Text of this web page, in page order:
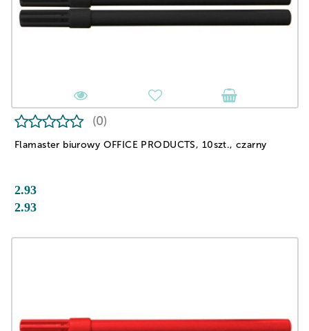
Flamaster biurowy OFFICE PRODUCTS, 10szt., czarny
(0)
2.93
2.93